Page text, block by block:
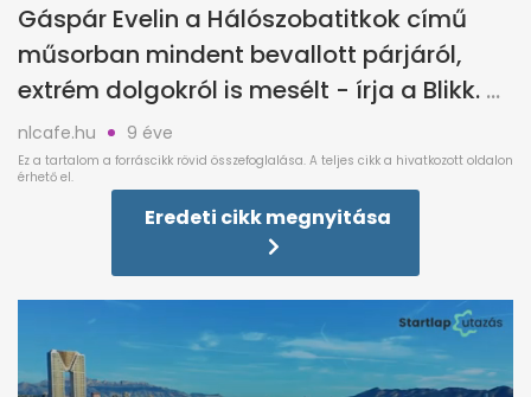
Gáspár Evelin a Hálószobatitkok című
műsorban mindent bevallott párjáról,
extrém dolgokról is mesélt - írja a Blikk.
nlcafe.hu 9 éve
Eredeti cikk megnyitása